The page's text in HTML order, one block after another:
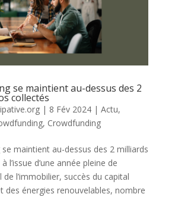
se maintient au-dessus des 2
collectés
| 8 Fév 2024| Actu,
, Crowdfunding
maintient au-dessus des 2 milliards
l’issue d’une année pleine de
l’immobilier, succès du capital
des énergies renouvelables, nombre